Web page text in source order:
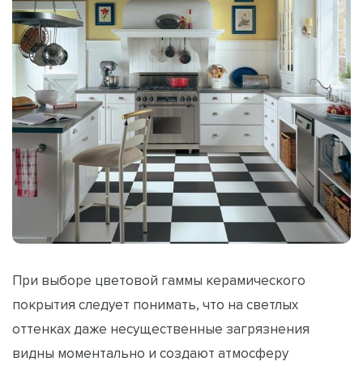
При выборе цветовой гаммы керамического
покрытия следует понимать, что на светлых
оттенках даже несущественные загрязнения
видны моментально и создают атмосферу